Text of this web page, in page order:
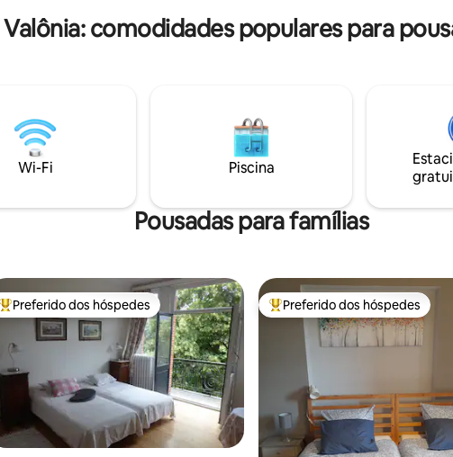
Valônia: comodidades populares para
Wi-Fi Piscina
Pousadas para famílias
Entre os melhores preferidos dos hóspedes
Preferido dos hóspedes Entre os melhores preferidos
Preferido dos hóspedes